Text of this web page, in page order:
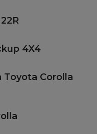
4X4
Corolla